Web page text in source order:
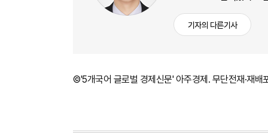
기자의 다른기사
©'5개국어 글로벌 경제신문' 아주경제. 무단전재·재배